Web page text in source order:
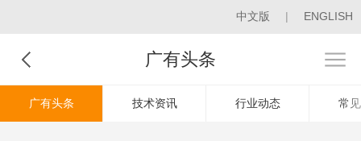
中文版 | ENGLISH
广有头条
广有头条 技术资讯 行业动态 常